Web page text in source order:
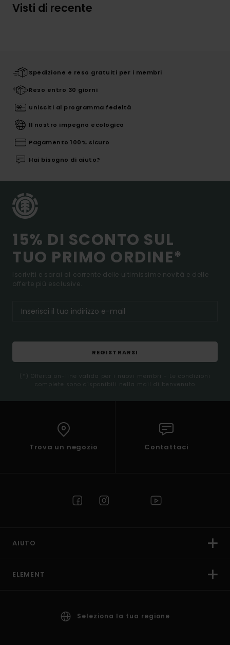
Visti di recente
Spedizione e reso gratuiti per i membri
Reso entro 30 giorni
Unisciti al programma fedeltà
Il nostro impegno ecologico
Pagamento 100% sicuro
Hai bisogno di aiuto?
15% DI SCONTO SUL
TUO PRIMO ORDINE*
Iscriviti e sarai al corrente delle ultimissime novità e delle
offerte più esclusive.
REGISTRARSI
(*) Offerta on-line valida per i nuovi membri - Le condizioni
complete sono disponibili nella mail di benvenuto
Trova un negozio Contattaci
AIUTO
ELEMENT
Seleziona la tua regione